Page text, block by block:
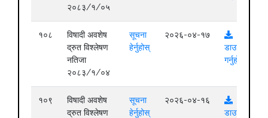
२०८३/१/०५
१०८
विषादी अवशेष
द्रुत विश्लेषण
नतिजा
२०८३/१/०४
सूचना
हेर्नुहोस्
२०२६-०४-१७
डाउनलोड
गर्नुहोस्
१०९
विषादी अवशेष
द्रुत विश्लेषण
सूचना
हेर्नुहोस्
२०२६-०४-१६
डाउनलोड